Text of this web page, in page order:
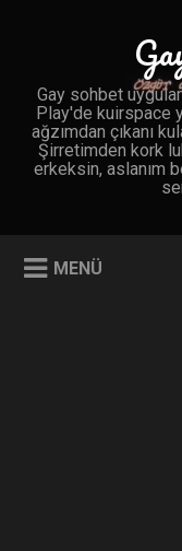
Gay sohbet
Play'de kuirspace
ağzımdan çıkanı
Şirretimden kork
erkeksin, aslanım
MENÜ